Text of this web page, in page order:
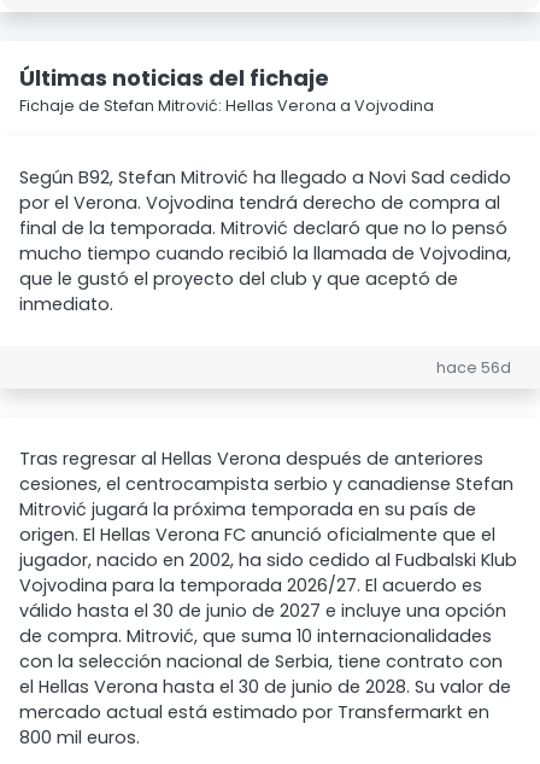
Últimas noticias del fichaje
Fichaje de Stefan Mitrović: Hellas Verona a Vojvodina
Según B92, Stefan Mitrović ha llegado a Novi Sad cedido
por el Verona. Vojvodina tendrá derecho de compra al
final de la temporada. Mitrović declaró que no lo pensó
mucho tiempo cuando recibió la llamada de Vojvodina,
que le gustó el proyecto del club y que aceptó de
inmediato.
hace 56d
Tras regresar al Hellas Verona después de anteriores
cesiones, el centrocampista serbio y canadiense Stefan
Mitrović jugará la próxima temporada en su país de
origen. El Hellas Verona FC anunció oficialmente que el
jugador, nacido en 2002, ha sido cedido al Fudbalski Klub
Vojvodina para la temporada 2026/27. El acuerdo es
válido hasta el 30 de junio de 2027 e incluye una opción
de compra. Mitrović, que suma 10 internacionalidades
con la selección nacional de Serbia, tiene contrato con
el Hellas Verona hasta el 30 de junio de 2028. Su valor de
mercado actual está estimado por Transfermarkt en
800 mil euros.